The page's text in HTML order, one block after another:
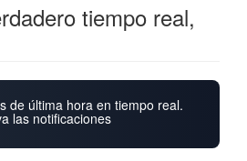
tiempo real,
de última hora en tiempo real.
las notificaciones